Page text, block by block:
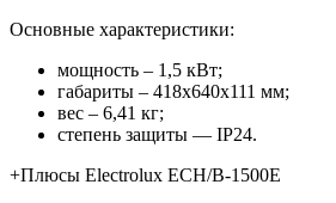
Основные характеристики:
мощность – 1,5 кВт;
габариты – 418х640х111 мм;
вес – 6,41 кг;
степень защиты — IP24.
+Плюсы Electrolux ECH/B-1500E